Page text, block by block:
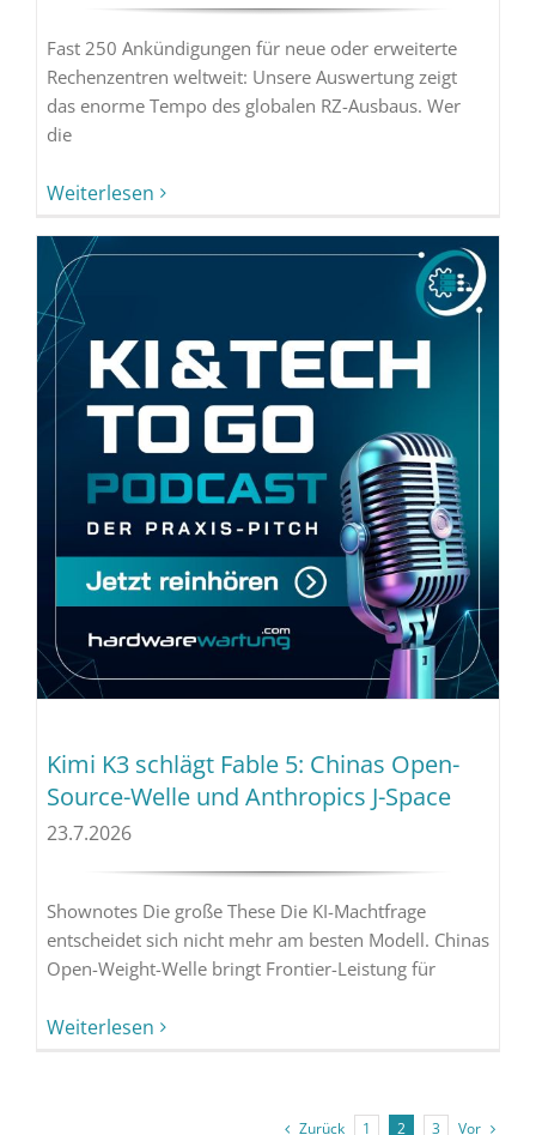
Fast 250 Ankündigungen für neue oder erweiterte
Rechenzentren weltweit: Unsere Auswertung zeigt
das enorme Tempo des globalen RZ-Ausbaus. Wer
die
Weiterlesen
Kimi K3 schlägt Fable 5: Chinas Open-
Source-Welle und Anthropics J-Space
23.7.2026
Shownotes Die große These Die KI-Machtfrage
entscheidet sich nicht mehr am besten Modell. Chinas
Open-Weight-Welle bringt Frontier-Leistung für
Weiterlesen
Zurück 1 2 3 Vor